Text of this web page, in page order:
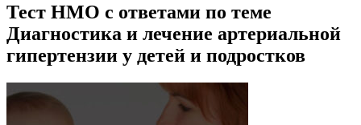
Тест НМО с ответами по теме
Диагностика и лечение артериальной
гипертензии у детей и подростков